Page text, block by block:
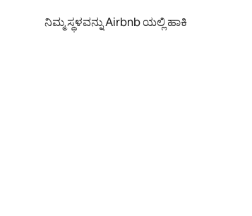
ನಿಮ್ಮ ಸ್ಥಳವನ್ನು Airbnb ಯಲ್ಲಿ ಹಾಕಿ